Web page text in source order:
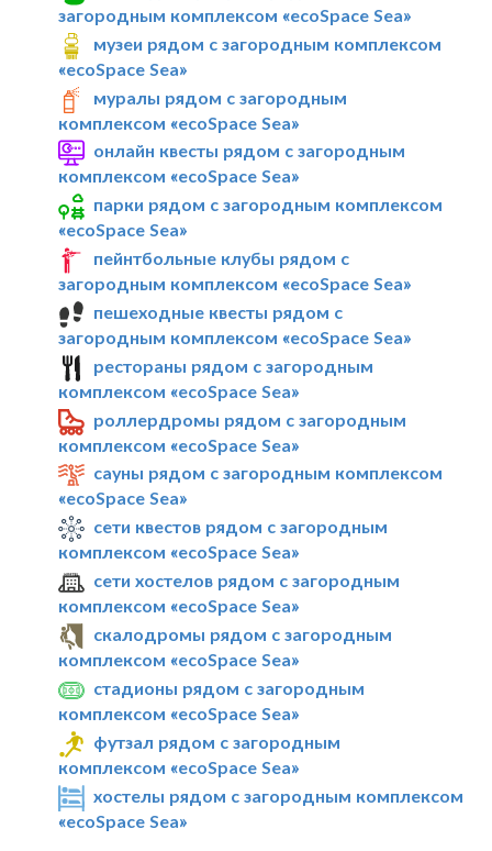
загородным комплексом «ecoSpace Sea»
музеи рядом с загородным комплексом
«ecoSpace Sea»
муралы рядом с загородным
комплексом «ecoSpace Sea»
онлайн квесты рядом с загородным
комплексом «ecoSpace Sea»
парки рядом с загородным комплексом
«ecoSpace Sea»
пейнтбольные клубы рядом с
загородным комплексом «ecoSpace Sea»
пешеходные квесты рядом с
загородным комплексом «ecoSpace Sea»
рестораны рядом с загородным
комплексом «ecoSpace Sea»
роллердромы рядом с загородным
комплексом «ecoSpace Sea»
сауны рядом с загородным комплексом
«ecoSpace Sea»
сети квестов рядом с загородным
комплексом «ecoSpace Sea»
сети хостелов рядом с загородным
комплексом «ecoSpace Sea»
скалодромы рядом с загородным
комплексом «ecoSpace Sea»
стадионы рядом с загородным
комплексом «ecoSpace Sea»
футзал рядом с загородным
комплексом «ecoSpace Sea»
хостелы рядом с загородным комплексом
«ecoSpace Sea»